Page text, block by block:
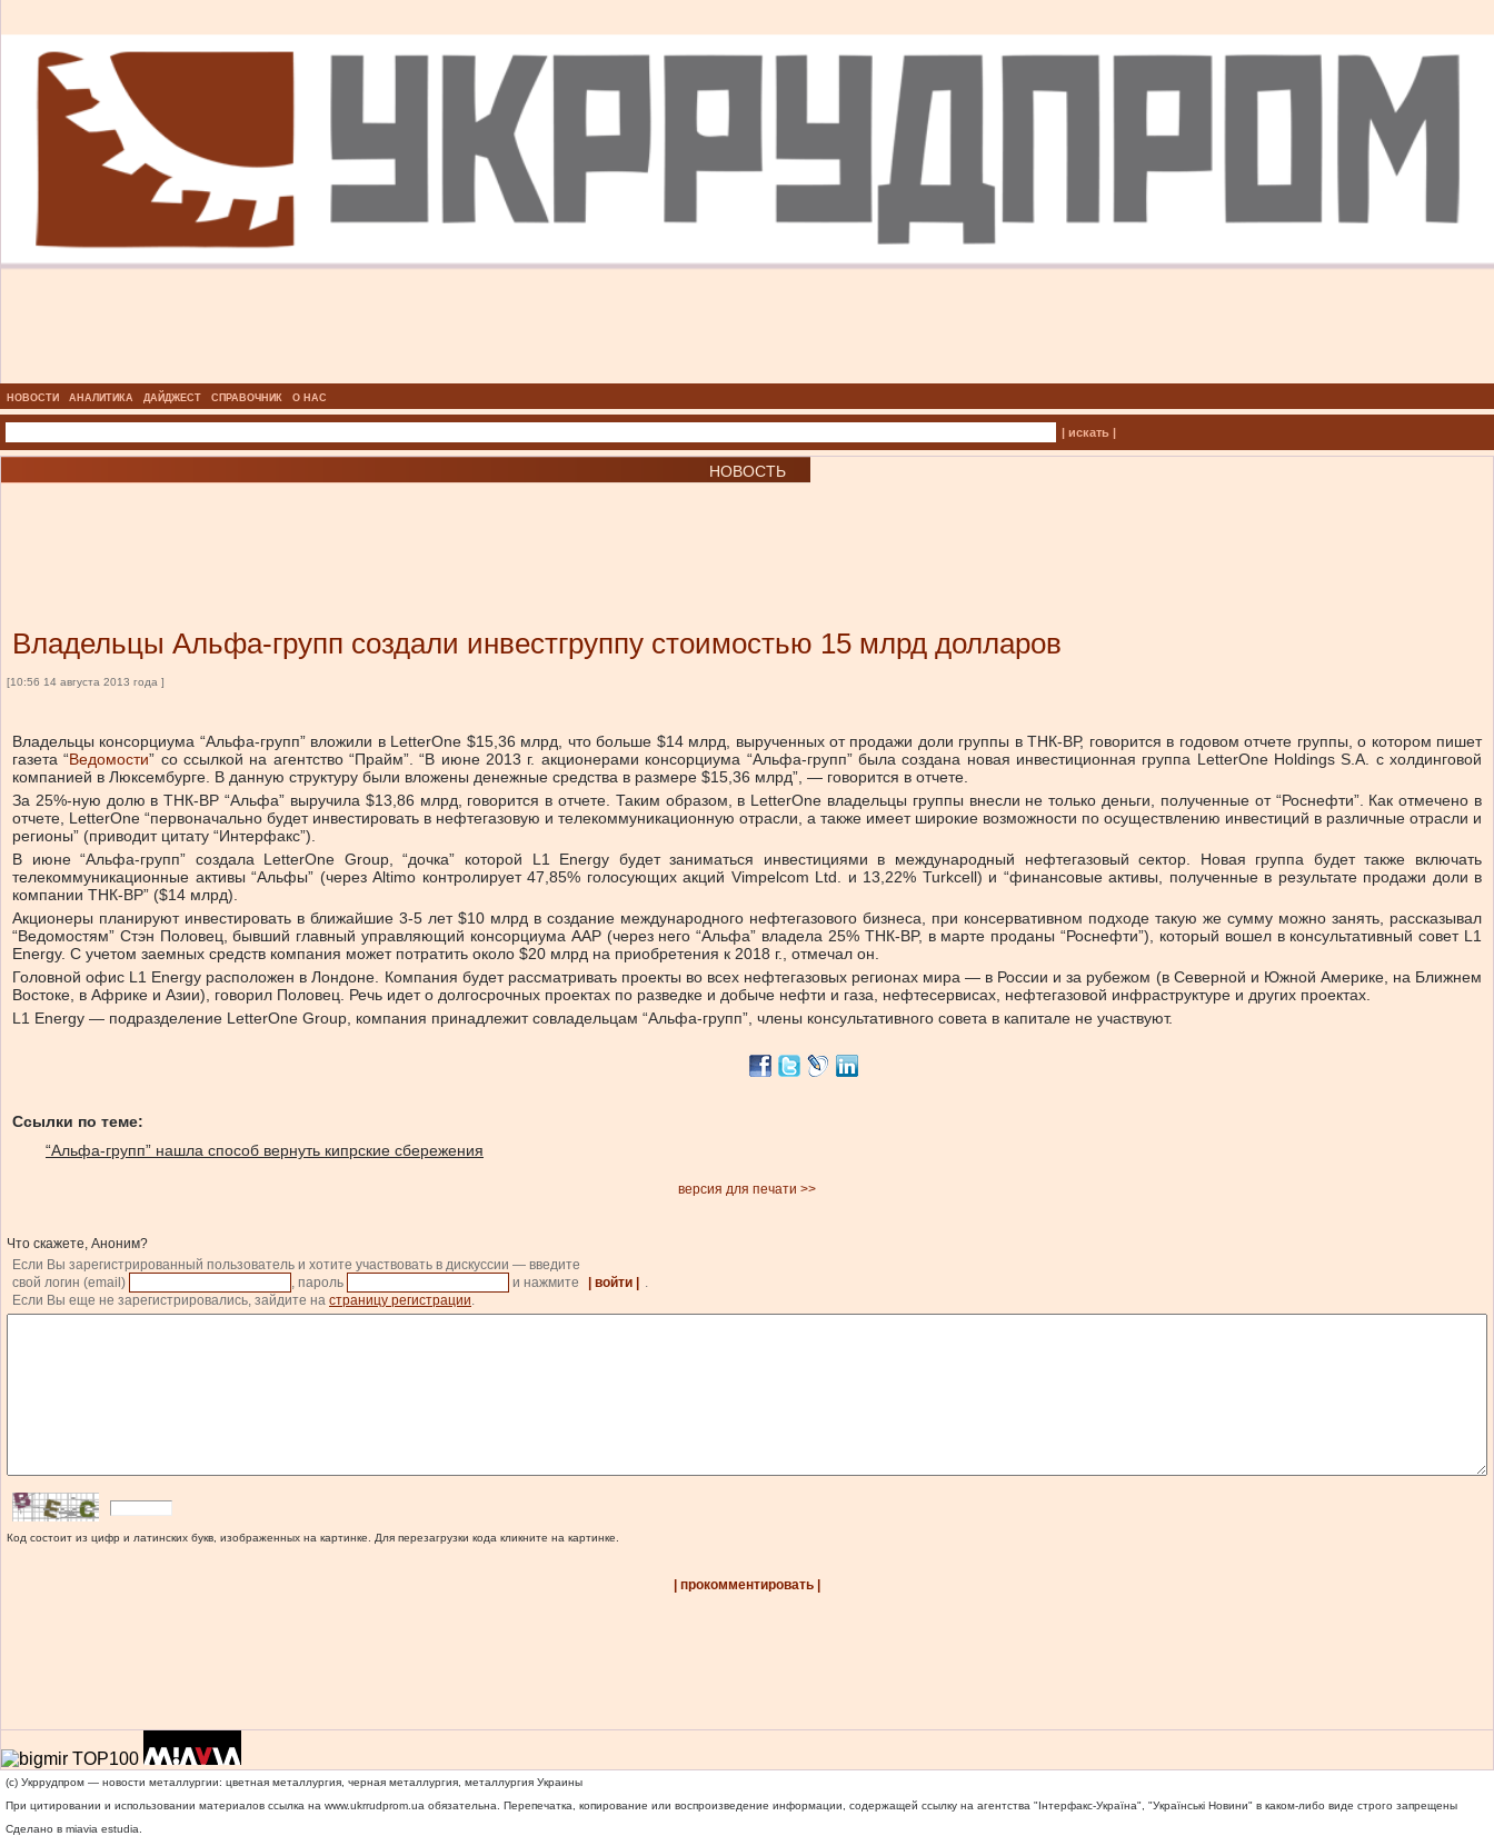
НОВОСТИ АНАЛИТИКА ДАЙДЖЕСТ СПРАВОЧНИК О НАС
| искать |
НОВОСТЬ
Владельцы Альфа-групп создали инвестгруппу стоимостью 15 млрд долларов
[10:56 14 августа 2013 года ]
Владельцы консорциума “Альфа-групп” вложили в LetterOne $15,36 млрд, что больше $14 млрд, вырученных от продажи доли группы в ТНК-ВР, говорится в годовом отчете группы, о котором пишет
газета “Ведомости” со ссылкой на агентство “Прайм”. “В июне 2013 г. акционерами консорциума “Альфа-групп” была создана новая инвестиционная группа LetterOne Holdings S.A. с холдинговой
компанией в Люксембурге. В данную структуру были вложены денежные средства в размере $15,36 млрд”, — говорится в отчете.
За 25%-ную долю в ТНК-ВР “Альфа” выручила $13,86 млрд, говорится в отчете. Таким образом, в LetterOne владельцы группы внесли не только деньги, полученные от “Роснефти”. Как отмечено в
отчете, LetterOne “первоначально будет инвестировать в нефтегазовую и телекоммуникационную отрасли, а также имеет широкие возможности по осуществлению инвестиций в различные отрасли и
регионы” (приводит цитату “Интерфакс”).
В июне “Альфа-групп” создала LetterOne Group, “дочка” которой L1 Energy будет заниматься инвестициями в международный нефтегазовый сектор. Новая группа будет также включать
телекоммуникационные активы “Альфы” (через Altimo контролирует 47,85% голосующих акций Vimpelcom Ltd. и 13,22% Turkcell) и “финансовые активы, полученные в результате продажи доли в
компании ТНК-BP” ($14 млрд).
Акционеры планируют инвестировать в ближайшие 3-5 лет $10 млрд в создание международного нефтегазового бизнеса, при консервативном подходе такую же сумму можно занять, рассказывал
“Ведомостям” Стэн Половец, бывший главный управляющий консорциума ААР (через него “Альфа” владела 25% ТНК-BP, в марте проданы “Роснефти”), который вошел в консультативный совет L1
Energy. С учетом заемных средств компания может потратить около $20 млрд на приобретения к 2018 г., отмечал он.
Головной офис L1 Energy расположен в Лондоне. Компания будет рассматривать проекты во всех нефтегазовых регионах мира — в России и за рубежом (в Северной и Южной Америке, на Ближнем
Востоке, в Африке и Азии), говорил Половец. Речь идет о долгосрочных проектах по разведке и добыче нефти и газа, нефтесервисах, нефтегазовой инфраструктуре и других проектах.
L1 Energy — подразделение LetterOne Group, компания принадлежит совладельцам “Альфа-групп”, члены консультативного совета в капитале не участвуют.
Ссылки по теме:
“Альфа-групп” нашла способ вернуть кипрские сбережения
версия для печати >>
Что скажете, Аноним?
Если Вы зарегистрированный пользователь и хотите участвовать в дискуссии — введите
свой логин (email)
, пароль и нажмите | войти |
.
Если Вы еще не зарегистрировались, зайдите на страницу регистрации.
Код состоит из цифр и латинских букв, изображенных на картинке. Для перезагрузки кода кликните на картинке.
| прокомментировать |
(c) Укррудпром — новости металлургии: цветная металлургия, черная металлургия, металлургия Украины
При цитировании и использовании материалов ссылка на www.ukrrudprom.ua обязательна. Перепечатка, копирование или воспроизведение информации, содержащей ссылку на агентства "Iнтерфакс-Україна", "Українськi Новини" в каком-либо виде строго запрещены
Сделано в miavia estudia.